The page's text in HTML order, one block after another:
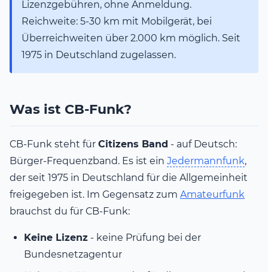
Lizenzgebühren, ohne Anmeldung.
Reichweite: 5-30 km mit Mobilgerät, bei
Überreichweiten über 2.000 km möglich. Seit
1975 in Deutschland zugelassen.
Was ist CB-Funk?
CB-Funk steht für Citizens Band - auf Deutsch:
Bürger-Frequenzband. Es ist ein Jedermannfunk,
der seit 1975 in Deutschland für die Allgemeinheit
freigegeben ist. Im Gegensatz zum Amateurfunk
brauchst du für CB-Funk:
Keine Lizenz - keine Prüfung bei der
Bundesnetzagentur